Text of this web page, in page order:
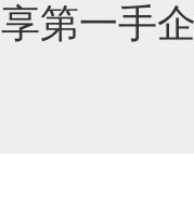
享第一手